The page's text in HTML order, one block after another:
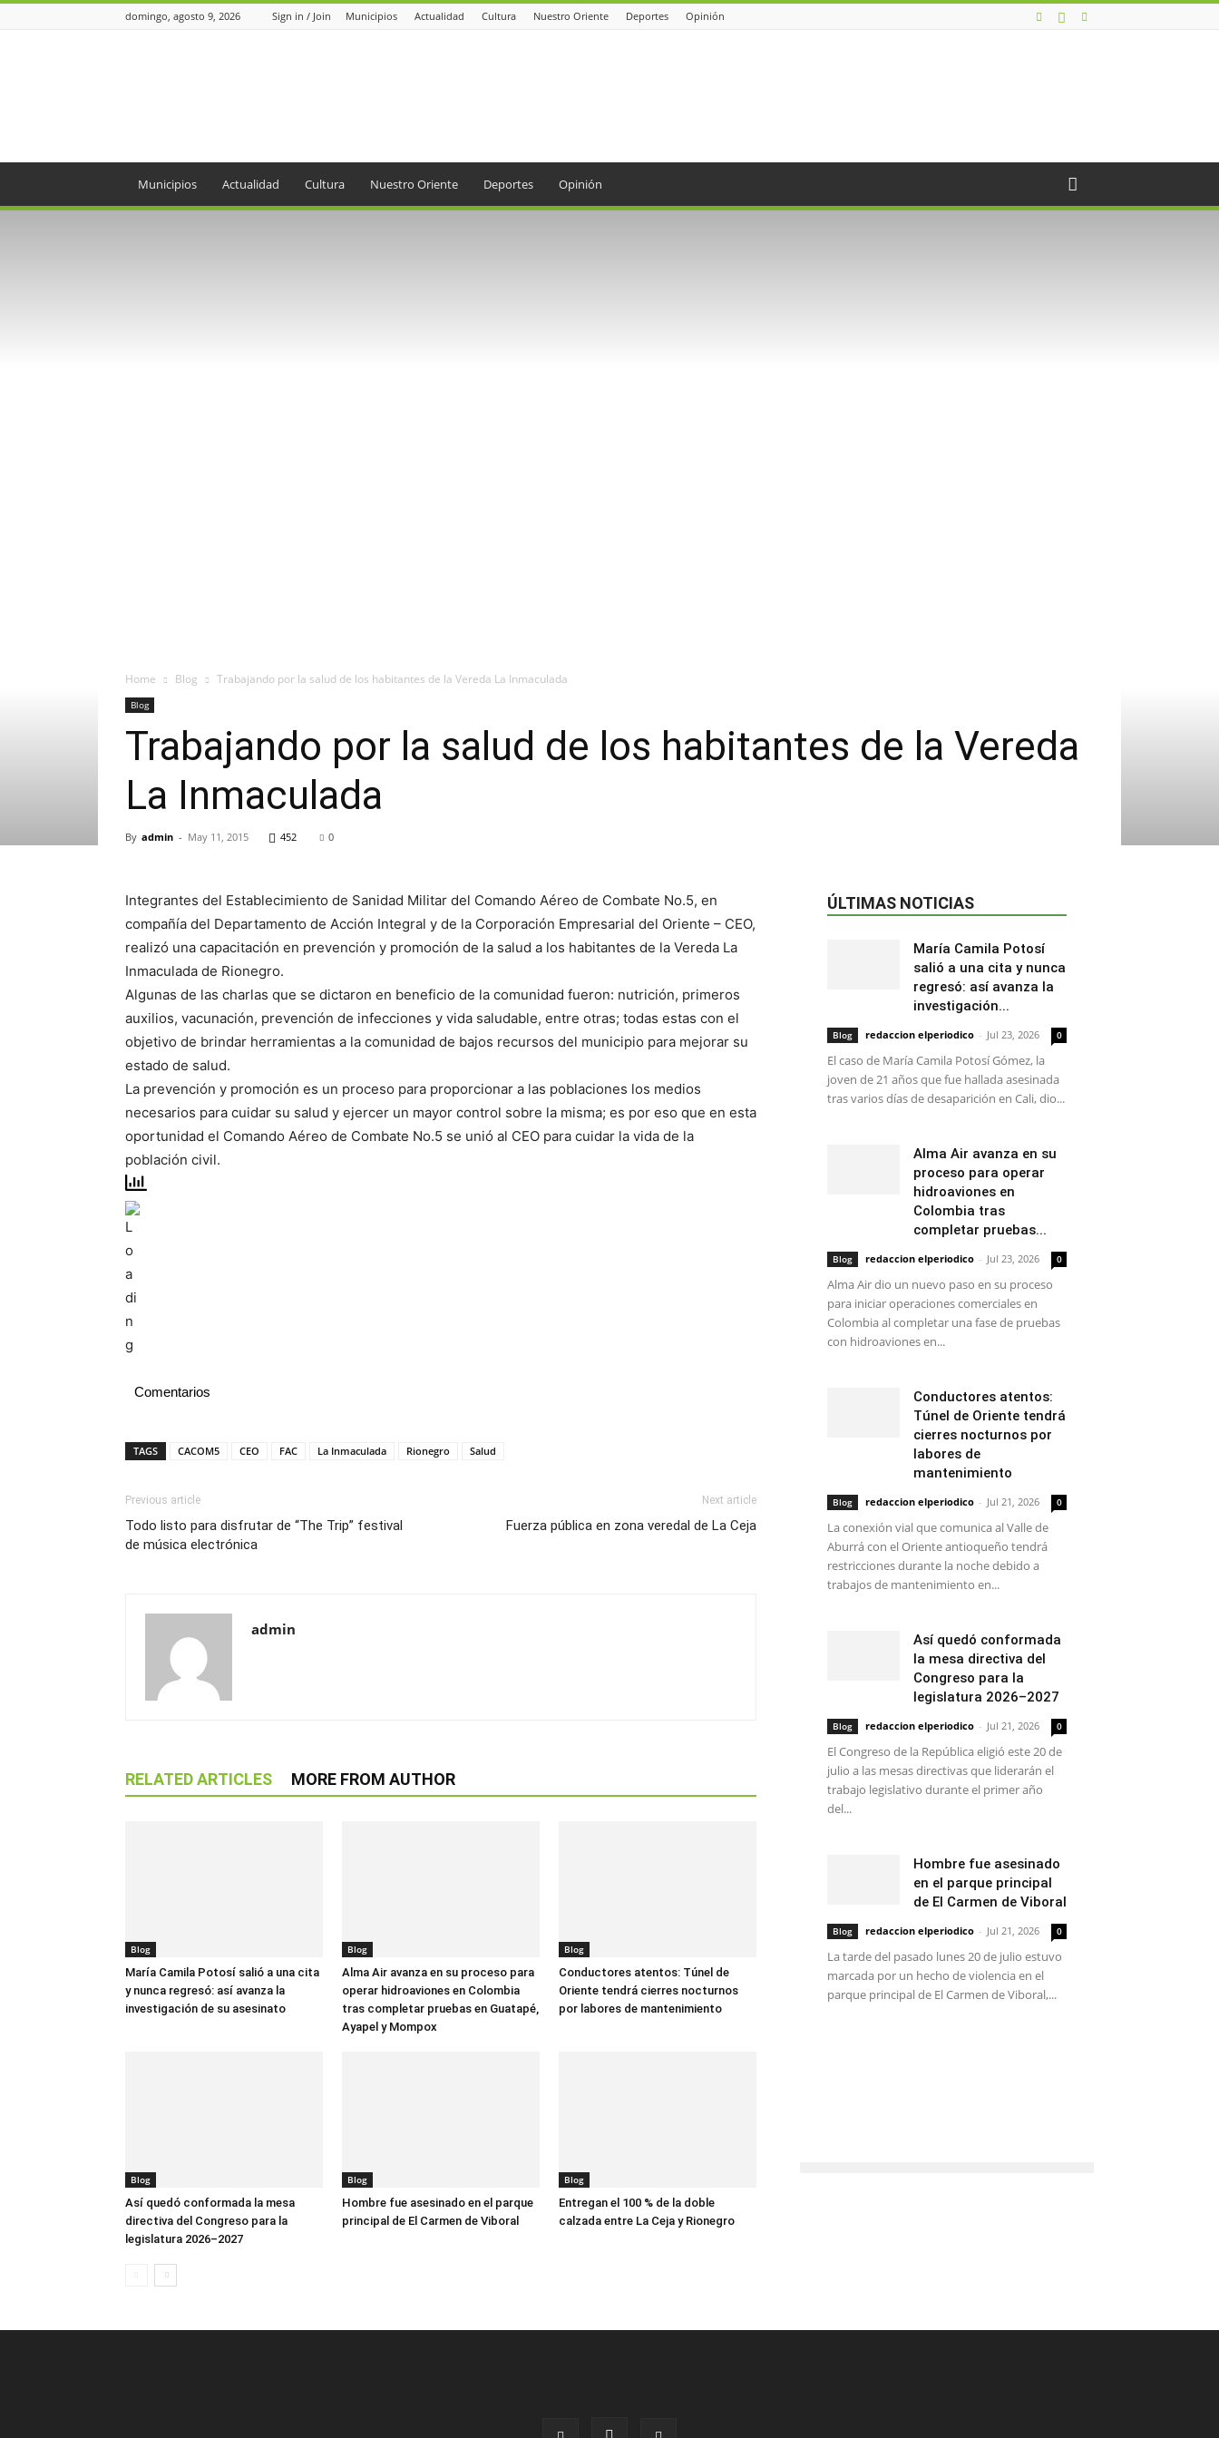
domingo, agosto 9, 2026 Sign in / Join Municipios Actualidad Cultura Nuestro Oriente Deportes Opinión
Municipios Actualidad Cultura Nuestro Oriente Deportes Opinión
Home Blog Trabajando por la salud de los habitantes de la Vereda La Inmaculada
Blog
Trabajando por la salud de los habitantes de la Vereda
La Inmaculada
By admin - May 11, 2015 452 0
Integrantes del Establecimiento de Sanidad Militar del Comando Aéreo de Combate No.5, en
compañía del Departamento de Acción Integral y de la Corporación Empresarial del Oriente – CEO,
realizó una capacitación en prevención y promoción de la salud a los habitantes de la Vereda La
Inmaculada de Rionegro.
Algunas de las charlas que se dictaron en beneficio de la comunidad fueron: nutrición, primeros
auxilios, vacunación, prevención de infecciones y vida saludable, entre otras; todas estas con el
objetivo de brindar herramientas a la comunidad de bajos recursos del municipio para mejorar su
estado de salud.
La prevención y promoción es un proceso para proporcionar a las poblaciones los medios
necesarios para cuidar su salud y ejercer un mayor control sobre la misma; es por eso que en esta
oportunidad el Comando Aéreo de Combate No.5 se unió al CEO para cuidar la vida de la
población civil.
Comentarios
TAGS CACOM5 CEO FAC La Inmaculada Rionegro Salud
Previous article
Todo listo para disfrutar de “The Trip” festival
de música electrónica
Next article
Fuerza pública en zona veredal de La Ceja
admin
RELATED ARTICLES MORE FROM AUTHOR
Blog
María Camila Potosí salió a una cita
y nunca regresó: así avanza la
investigación de su asesinato
Blog
Alma Air avanza en su proceso para
operar hidroaviones en Colombia
tras completar pruebas en Guatapé,
Ayapel y Mompox
Blog
Conductores atentos: Túnel de
Oriente tendrá cierres nocturnos
por labores de mantenimiento
Blog
Así quedó conformada la mesa
directiva del Congreso para la
legislatura 2026–2027
Blog
Hombre fue asesinado en el parque
principal de El Carmen de Viboral
Blog
Entregan el 100 % de la doble
calzada entre La Ceja y Rionegro
ÚLTIMAS NOTICIAS
María Camila Potosí
salió a una cita y nunca
regresó: así avanza la
investigación...
Blog redaccion elperiodico - Jul 23, 2026 0
El caso de María Camila Potosí Gómez, la
joven de 21 años que fue hallada asesinada
tras varios días de desaparición en Cali, dio...
Alma Air avanza en su
proceso para operar
hidroaviones en
Colombia tras
completar pruebas...
Blog redaccion elperiodico - Jul 23, 2026 0
Alma Air dio un nuevo paso en su proceso
para iniciar operaciones comerciales en
Colombia al completar una fase de pruebas
con hidroaviones en...
Conductores atentos:
Túnel de Oriente tendrá
cierres nocturnos por
labores de
mantenimiento
Blog redaccion elperiodico - Jul 21, 2026 0
La conexión vial que comunica al Valle de
Aburrá con el Oriente antioqueño tendrá
restricciones durante la noche debido a
trabajos de mantenimiento en...
Así quedó conformada
la mesa directiva del
Congreso para la
legislatura 2026–2027
Blog redaccion elperiodico - Jul 21, 2026 0
El Congreso de la República eligió este 20 de
julio a las mesas directivas que liderarán el
trabajo legislativo durante el primer año
del...
Hombre fue asesinado
en el parque principal
de El Carmen de Viboral
Blog redaccion elperiodico - Jul 21, 2026 0
La tarde del pasado lunes 20 de julio estuvo
marcada por un hecho de violencia en el
parque principal de El Carmen de Viboral,...